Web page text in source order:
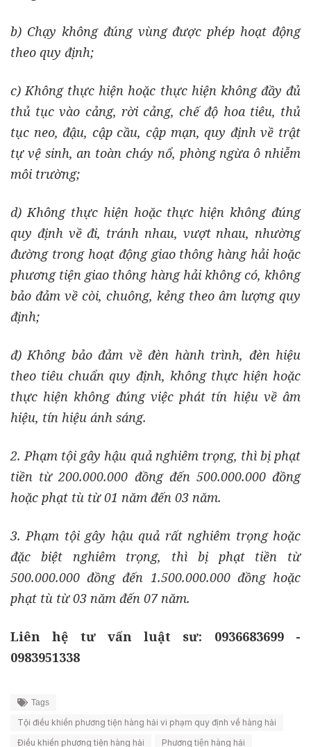
b) Chạy không đúng vùng được phép hoạt động
theo quy định;
c) Không thực hiện hoặc thực hiện không đầy đủ
thủ tục vào cảng, rời cảng, chế độ hoa tiêu, thủ
tục neo, đậu, cập cầu, cập mạn, quy định về trật
tự vệ sinh, an toàn cháy nổ, phòng ngừa ô nhiễm
môi trường;
d) Không thực hiện hoặc thực hiện không đúng
quy định về đi, tránh nhau, vượt nhau, nhường
đường trong hoạt động giao thông hàng hải hoặc
phương tiện giao thông hàng hải không có, không
bảo đảm về còi, chuông, kẻng theo âm lượng quy
định;
đ) Không bảo đảm về đèn hành trình, đèn hiệu
theo tiêu chuẩn quy định, không thực hiện hoặc
thực hiện không đúng việc phát tín hiệu về âm
hiệu, tín hiệu ánh sáng.
2. Phạm tội gây hậu quả nghiêm trọng, thì bị phạt
tiền từ 200.000.000 đồng đến 500.000.000 đồng
hoặc phạt tù từ 01 năm đến 03 năm.
3. Phạm tội gây hậu quả rất nghiêm trọng hoặc
đặc biệt nghiêm trọng, thì bị phạt tiền từ
500.000.000 đồng đến 1.500.000.000 đồng hoặc
phạt tù từ 03 năm đến 07 năm.
Liên hệ tư vấn luật sư: 0936683699 -
0983951338
Tags
Tội điều khiển phương tiện hàng hải vi phạm quy định về hàng hải
Điều khiển phương tiện hàng hải
Phương tiện hàng hải